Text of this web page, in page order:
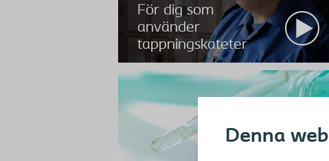
Denna
För dig som
använder
tappningskateter